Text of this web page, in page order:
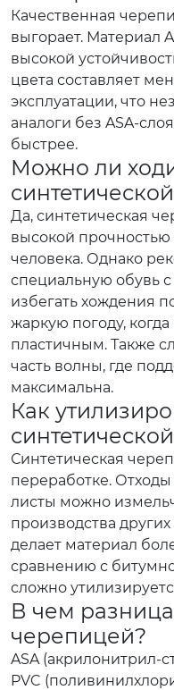
Качественная
выгорает. Материал
высокой
цвета составляет
эксплуатации, что
аналоги без ASA-
быстрее.
Можно ли
Да, синтетическая
высокой
человека. Однако
специальную обувь
избегать хождения
жаркую погоду,
пластичным. Также
часть волны, где
максимальна.
Как
Синтетическая
переработке.
листы можно
производства
делает материал
сравнению с
сложно
В чем
черепицей?
ASA (акрилонитрил-
PVC